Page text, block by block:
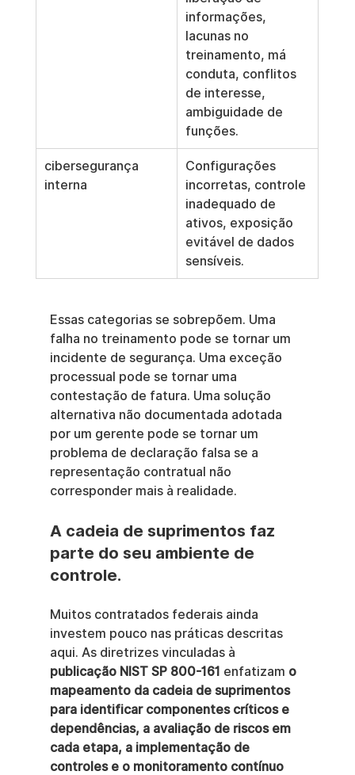
informações,
lacunas no
treinamento, má
conduta, conflitos
de interesse,
ambiguidade de
funções.
cibersegurança
interna
Configurações
incorretas, controle
inadequado de
ativos, exposição
evitável de dados
sensíveis.
Essas categorias se sobrepõem. Uma
falha no treinamento pode se tornar um
incidente de segurança. Uma exceção
processual pode se tornar uma
contestação de fatura. Uma solução
alternativa não documentada adotada
por um gerente pode se tornar um
problema de declaração falsa se a
representação contratual não
corresponder mais à realidade.
A cadeia de suprimentos faz
parte do seu ambiente de
controle.
Muitos contratados federais ainda
investem pouco nas práticas descritas
aqui. As diretrizes vinculadas à
publicação NIST SP 800-161 enfatizam o
mapeamento da cadeia de suprimentos
para identificar componentes críticos e
dependências, a avaliação de riscos em
cada etapa, a implementação de
controles e o monitoramento contínuo